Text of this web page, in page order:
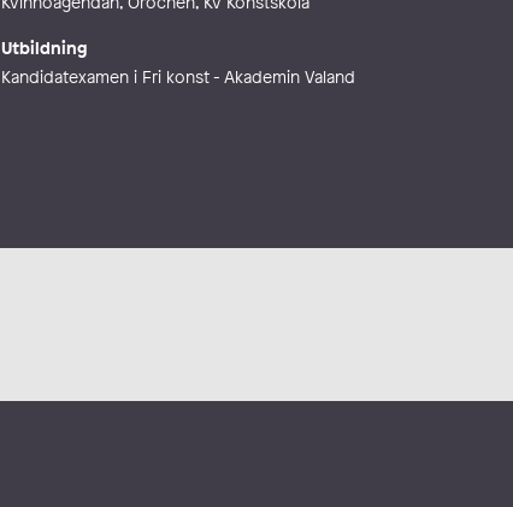
Utbildning
Kandidatexamen i Fri konst - Akademin Valand